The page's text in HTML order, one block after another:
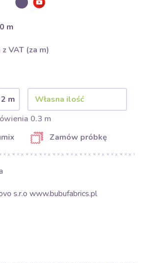
m
z VAT (za m)
2 m
0.3 m
Zamów próbkę
s.r.o www.bubufabrics.pl